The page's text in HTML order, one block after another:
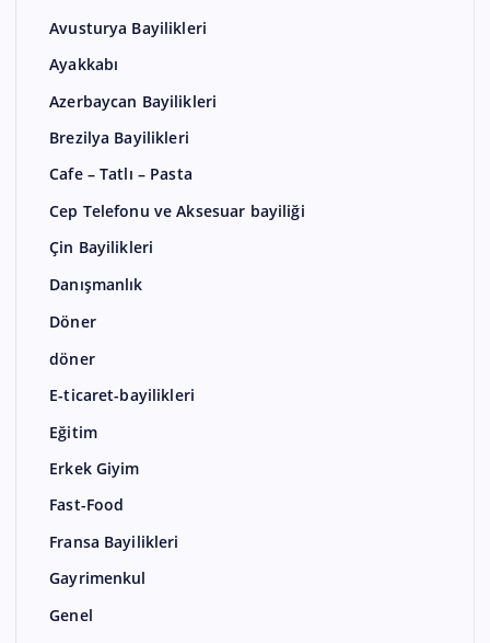
Avusturya Bayilikleri
Ayakkabı
Azerbaycan Bayilikleri
Brezilya Bayilikleri
Cafe – Tatlı – Pasta
Cep Telefonu ve Aksesuar bayiliği
Çin Bayilikleri
Danışmanlık
Döner
döner
E-ticaret-bayilikleri
Eğitim
Erkek Giyim
Fast-Food
Fransa Bayilikleri
Gayrimenkul
Genel